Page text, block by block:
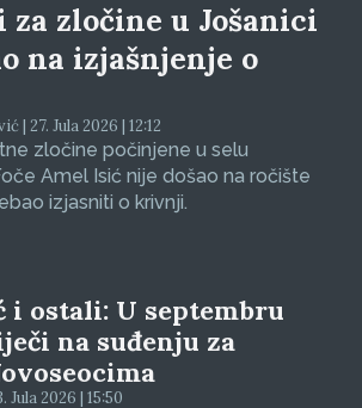
za zločine u Jošanici
na izjašnjenje o
| 27. Jula 2026 | 12:12
zločine počinjene u selu
Amel Isić nije došao na ročište
izjasniti o krivnji.
i ostali: U septembru
na suđenju za
Jula 2026 | 15:50